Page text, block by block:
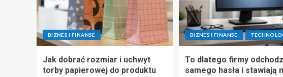
BIZNES I FINANSE
Jak dobrać rozmiar i uchwyt
torby papierowej do produktu
BIZNES I FINANSE
To dlatego firmy
samego hasła i stawiają